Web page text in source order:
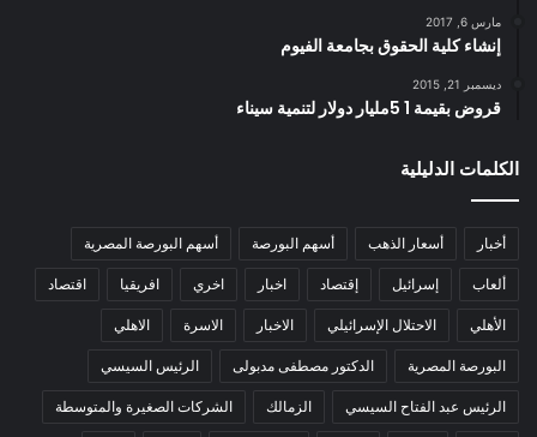
مارس 6, 2017
إنشاء كلية الحقوق بجامعة الفيوم
ديسمبر 21, 2015
قروض بقيمة 1 5مليار دولار لتنمية سيناء
الكلمات الدليلية
أخبار أسعار الذهب أسهم البورصة أسهم البورصة المصرية
ألعاب إسرائيل إقتصاد اخبار اخري افريقيا اقتصاد
الأهلي الاحتلال الإسرائيلي الاخبار الاسرة الاهلي
البورصة المصرية الدكتور مصطفى مدبولى الرئيس السيسي
الرئيس عبد الفتاح السيسي الزمالك الشركات الصغيرة والمتوسطة